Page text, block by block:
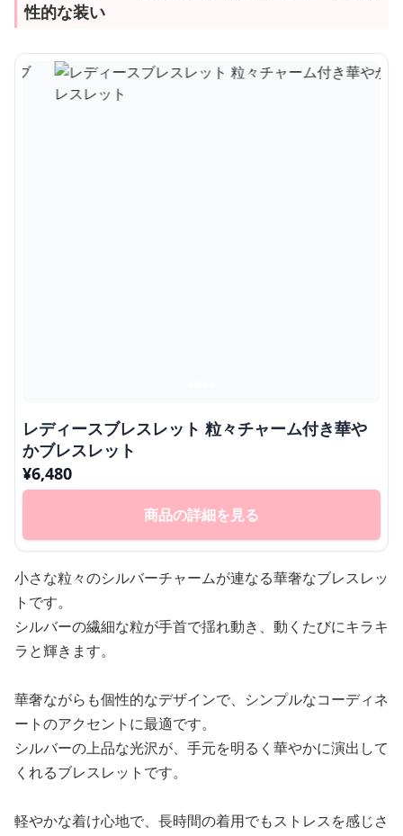
性的な装い
レディースブレスレット 粒々チャーム付き華や
かブレスレット
¥6,480
商品の詳細を見る
小さな粒々のシルバーチャームが連なる華奢なブレスレッ
トです。
シルバーの繊細な粒が手首で揺れ動き、動くたびにキラキ
ラと輝きます。
華奢ながらも個性的なデザインで、シンプルなコーディネ
ートのアクセントに最適です。
シルバーの上品な光沢が、手元を明るく華やかに演出して
くれるブレスレットです。
軽やかな着け心地で、長時間の着用でもストレスを感じさ